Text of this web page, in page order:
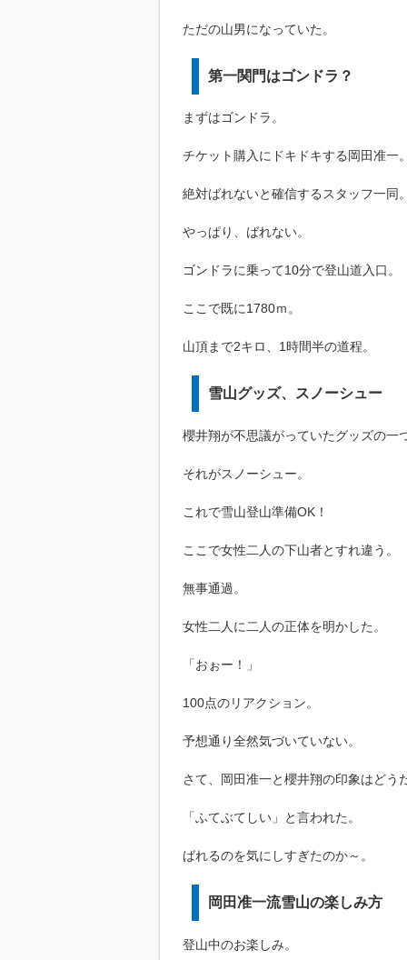
ただの山男になっていた。
第一関門はゴンドラ？
まずはゴンドラ。
チケット購入にドキドキする岡田准一
絶対ばれないと確信するスタッフ一同
やっぱり、ばれない。
ゴンドラに乗って10分で登山道入口。
ここで既に1780ｍ。
山頂まで2キロ、1時間半の道程。
雪山グッズ、スノーシュー
櫻井翔が不思議がっていたグッズの一
それがスノーシュー。
これで雪山登山準備OK！
ここで女性二人の下山者とすれ違う。
無事通過。
女性二人に二人の正体を明かした。
「おぉー！」
100点のリアクション。
予想通り全然気づいていない。
さて、岡田准一と櫻井翔の印象はどう
「ふてぶてしい」と言われた。
ばれるのを気にしすぎたのか～。
岡田准一流雪山の楽しみ方
登山中のお楽しみ。